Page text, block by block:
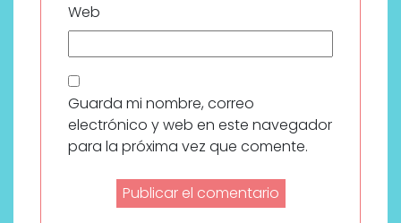
Web
Guarda mi nombre, correo
electrónico y web en este navegador
para la próxima vez que comente.